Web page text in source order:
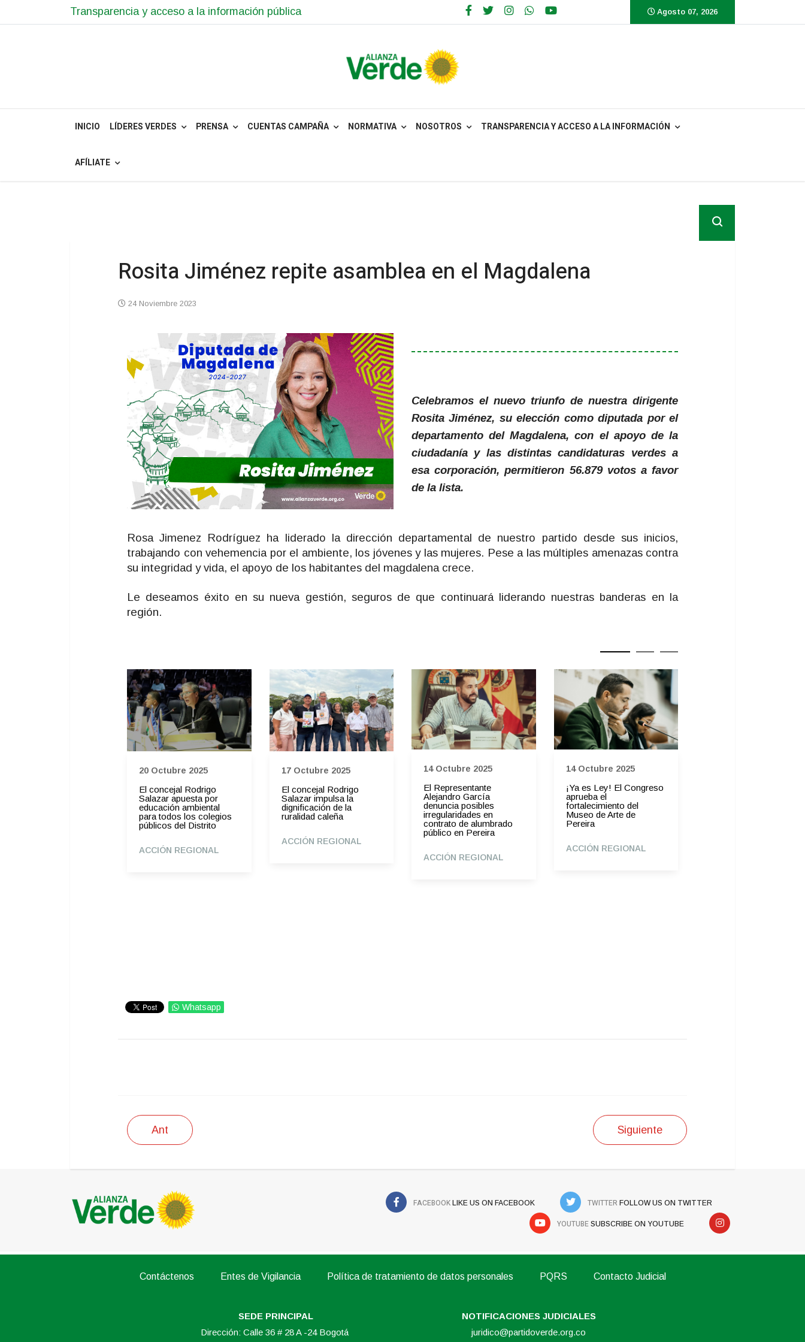
Transparencia y acceso a la información pública Agosto 07, 2026
INICIO LÍDERES VERDES PRENSA CUENTAS CAMPAÑA NORMATIVA NOSOTROS TRANSPARENCIA Y ACCESO A LA INFORMACIÓN
AFÍLIATE
Rosita Jiménez repite asamblea en el Magdalena
24 Noviembre 2023
Celebramos el nuevo triunfo de nuestra dirigente
Rosita Jiménez, su elección como diputada por el
departamento del Magdalena, con el apoyo de la
ciudadanía y las distintas candidaturas verdes a
esa corporación, permitieron 56.879 votos a favor
de la lista.
Rosa Jimenez Rodríguez ha liderado la dirección departamental de nuestro partido desde sus inicios,
trabajando con vehemencia por el ambiente, los jóvenes y las mujeres. Pese a las múltiples amenazas contra
su integridad y vida, el apoyo de los habitantes del magdalena crece.
Le deseamos éxito en su nueva gestión, seguros de que continuará liderando nuestras banderas en la
región.
20 Octubre 2025
El concejal Rodrigo
Salazar apuesta por
educación ambiental
para todos los colegios
públicos del Distrito
ACCIÓN REGIONAL
17 Octubre 2025
El concejal Rodrigo
Salazar impulsa la
dignificación de la
ruralidad caleña
ACCIÓN REGIONAL
14 Octubre 2025
El Representante
Alejandro García
denuncia posibles
irregularidades en
contrato de alumbrado
público en Pereira
ACCIÓN REGIONAL
14 Octubre 2025
¡Ya es Ley! El Congreso
aprueba el
fortalecimiento del
Museo de Arte de
Pereira
ACCIÓN REGIONAL
Whatsapp
Ant Siguiente
FACEBOOK LIKE US ON FACEBOOK TWITTER FOLLOW US ON TWITTER
YOUTUBE SUBSCRIBE ON YOUTUBE
Contáctenos Entes de Vigilancia Política de tratamiento de datos personales PQRS Contacto Judicial
SEDE PRINCIPAL
NOTIFICACIONES JUDICIALES
Dirección: Calle 36 # 28 A -24 Bogotá
juridico@partidoverde.org.co